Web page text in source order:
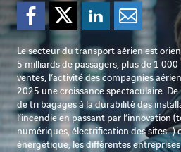
Partager
Le secteur du transport aérien est
5 milliards de passagers, plus de 1
ventes, l’activité des compagnies
2025 une croissance spectaculaire. De
de tri bagages à la durabilité des
l’incendie en passant par l’innovation
numériques, électrification des sites…)
énergétique, les différentes entreprises